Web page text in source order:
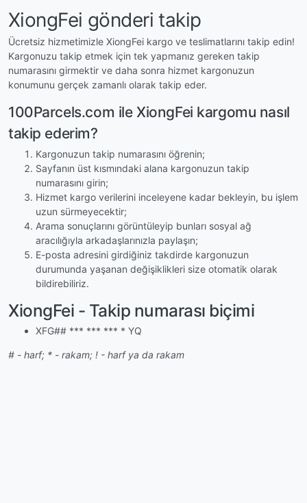
XiongFei gönderi takip
Ücretsiz hizmetimizle XiongFei kargo ve teslimatlarını takip edin!
Kargonuzu takip etmek için tek yapmanız gereken takip
numarasını girmektir ve daha sonra hizmet kargonuzun
konumunu gerçek zamanlı olarak takip eder.
100Parcels.com ile XiongFei kargomu nasıl
takip ederim?
Kargonuzun takip numarasını öğrenin;
Sayfanın üst kısmındaki alana kargonuzun takip
numarasını girin;
Hizmet kargo verilerini inceleyene kadar bekleyin, bu işlem
uzun sürmeyecektir;
Arama sonuçlarını görüntüleyip bunları sosyal ağ
aracılığıyla arkadaşlarınızla paylaşın;
E-posta adresini girdiğiniz takdirde kargonuzun
durumunda yaşanan değişiklikleri size otomatik olarak
bildirebiliriz.
XiongFei - Takip numarası biçimi
XFG## *** *** *** * YQ
# - harf; * - rakam; ! - harf ya da rakam